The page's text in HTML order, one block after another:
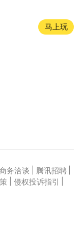
马上玩
务洽谈 腾讯招聘
侵权投诉指引